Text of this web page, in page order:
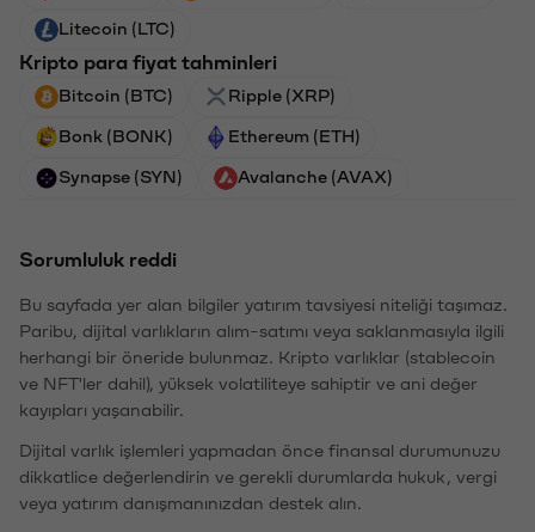
Litecoin (LTC)
Kripto para fiyat tahminleri
Bitcoin (BTC) Ripple (XRP)
Bonk (BONK) Ethereum (ETH)
Synapse (SYN) Avalanche (AVAX)
Sorumluluk reddi
Bu sayfada yer alan bilgiler yatırım tavsiyesi niteliği taşımaz.
Paribu, dijital varlıkların alım-satımı veya saklanmasıyla ilgili
herhangi bir öneride bulunmaz. Kripto varlıklar (stablecoin
ve NFT'ler dahil), yüksek volatiliteye sahiptir ve ani değer
kayıpları yaşanabilir.
Dijital varlık işlemleri yapmadan önce finansal durumunuzu
dikkatlice değerlendirin ve gerekli durumlarda hukuk, vergi
veya yatırım danışmanınızdan destek alın.